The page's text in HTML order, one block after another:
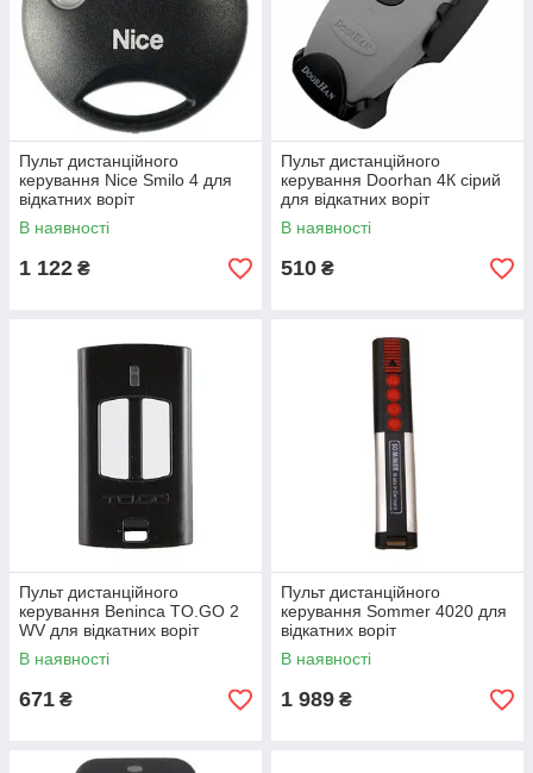
Пульт дистанційного
керування Nice Smilo 4 для
відкатних воріт
В наявності
1 122 ₴
Пульт дистанційного
керування Doorhan 4К сірий
для відкатних воріт
В наявності
510 ₴
Пульт дистанційного
керування Beninca TO.GO 2
WV для відкатних воріт
В наявності
671 ₴
Пульт дистанційного
керування Sommer 4020 для
відкатних воріт
В наявності
1 989 ₴